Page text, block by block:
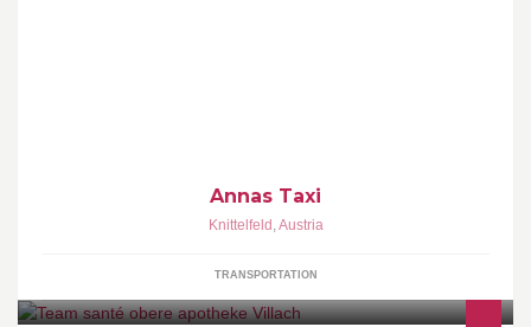
Annas Taxi
Knittelfeld ,Austria
TRANSPORTATION